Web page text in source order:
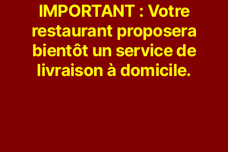
IMPORTANT : Votre
restaurant proposera
bientôt un service de
livraison à domicile.